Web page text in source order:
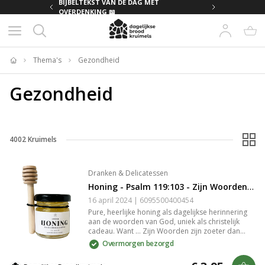
BIJBELTEKST VAN DE DAG MET
OVERDENKING 📖
Home
Thema's Gezondheid
Gezondheid
4002Kruimels
Dranken & Delicatessen
Honing - Psalm 119:103 - Zijn Woorden Zijn Zoeter
16 april 2024 | 6095500400454
Pure, heerlijke honing als dagelijkse herinnering
aan de woorden van God, uniek als christelijk
cadeau. Want … Zijn Woorden zijn zoeter dan
honing (Psalm 119:103). Op het etiket staat deze
Bijbeltekst. Bij het potje zit een handig houten
honinglepel om je cadeau compleet te maken. In
Overmorgen bezorgd